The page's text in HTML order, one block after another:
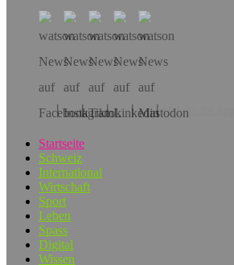
Hol dir die App!
Startseite
Schweiz
International
Wirtschaft
Sport
Leben
Spass
Digital
Wissen